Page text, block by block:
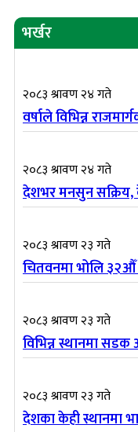
भर्खर
२०८३ श्रावण २४ गते
वर्षाले विभिन्न
२०८३ श्रावण २४ गते
देशभर मनसुन सक्रिय,
२०८३ श्रावण २३ गते
चितवनमा भोलि ३२औँ
२०८३ श्रावण २३ गते
विभिन्न स्थानमा
२०८३ श्रावण २३ गते
देशका केही स्थानमा